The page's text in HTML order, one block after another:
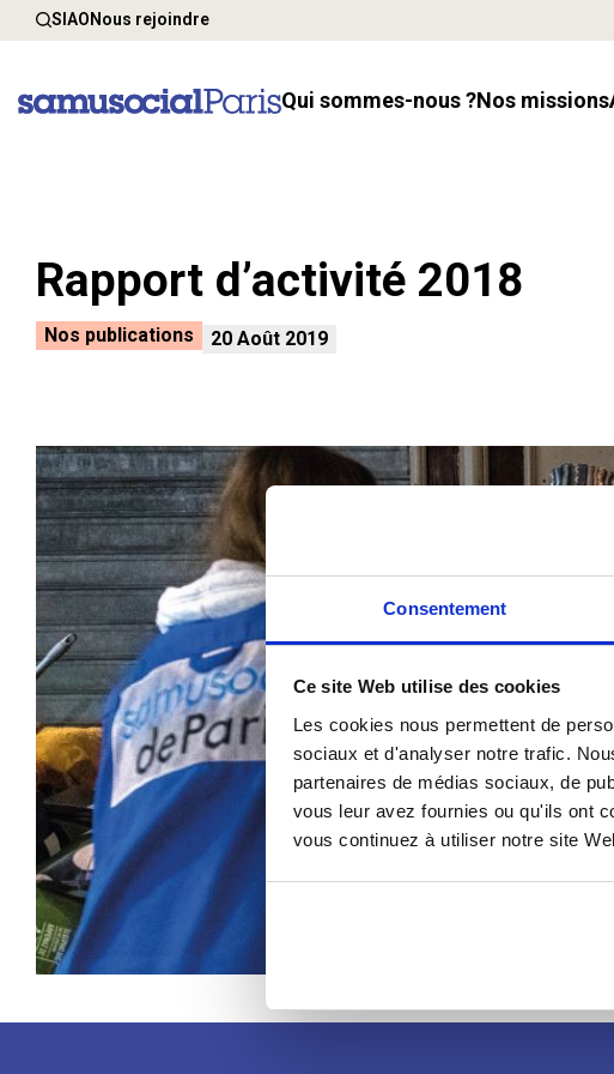
Consentement
Ce site Web utilise des cookies
Les cookies nous permettent de
sociaux et d'analyser notre trafic.
partenaires de médias sociaux, de
vous leur avez fournies ou qu'ils ont
vous continuez à utiliser notre site
SIAONous rejoindre
Qui sommes-nous ? Nos missions
Rapport d’activité 2018
Nos publications 20 Août 2019